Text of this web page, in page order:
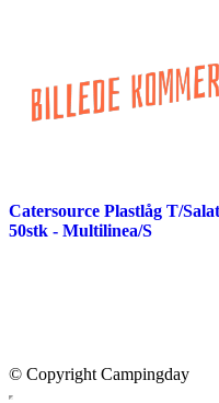
Catersource Plastlåg T/
50stk - Multilinea/S
© Copyright Campingday